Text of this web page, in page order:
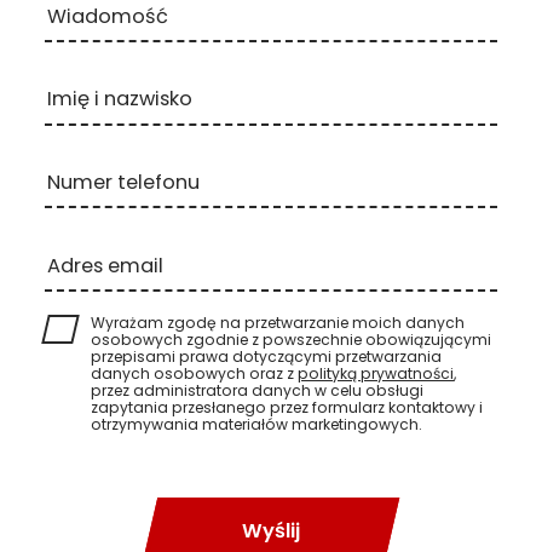
Wiadomość
Imię i nazwisko
Numer telefonu
Adres email
Wyrażam zgodę na przetwarzanie moich danych
osobowych zgodnie z powszechnie obowiązującymi
przepisami prawa dotyczącymi przetwarzania
danych osobowych oraz zpolityką prywatności,
przez administratora danych w celu obsługi
zapytania przesłanego przez formularz kontaktowy i
otrzymywania materiałów marketingowych.
Wyślij